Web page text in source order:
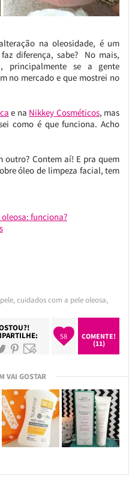
na oleosidade, é um
diferença, sabe? No mais,
principalmente se a gente
no mercado e que mostrei no
e na Nikkey Cosméticos, mas
como é que funciona. Acho
outro? Contem aí! E pra quem
óleo de limpeza facial, tem
funciona?
,cuidados com a pele oleosa,
58
COMENTE!
(11)
VAI GOSTAR